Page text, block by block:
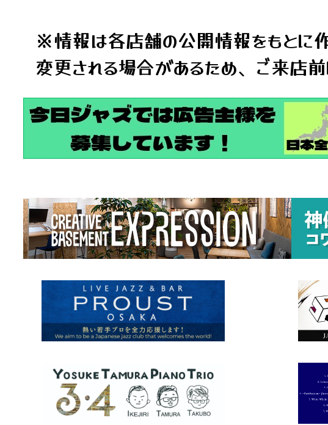
※情報は各店舗の公開情報をもとに
変更される場合があるため、ご来店